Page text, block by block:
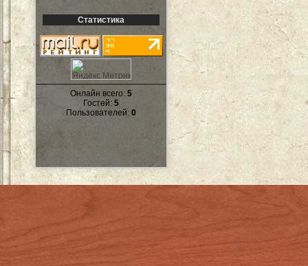
Статистика
Онлайн всего: 5
Гостей: 5
Пользователей: 0